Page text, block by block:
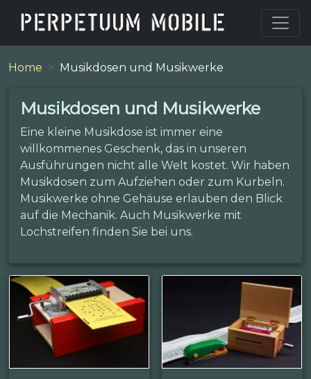
Home Musikdosen und Musikwerke
Musikdosen und Musikwerke
Eine kleine Musikdose ist immer eine
willkommenes Geschenk, das in unseren
Ausführungen nicht alle Welt kostet. Wir haben
Musikdosen zum Aufziehen oder zum Kurbeln.
Musikwerke ohne Gehäuse erlauben den Blick
auf die Mechanik. Auch Musikwerke mit
Lochstreifen finden Sie bei uns.